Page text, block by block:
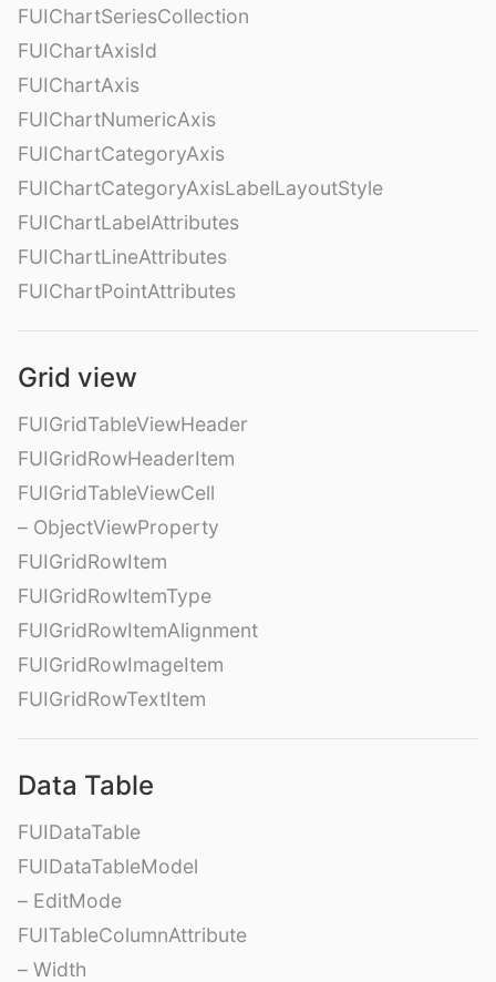
FUIChartSeriesCollection
FUIChartAxisId
FUIChartAxis
FUIChartNumericAxis
FUIChartCategoryAxis
FUIChartCategoryAxisLabelLayoutStyle
FUIChartLabelAttributes
FUIChartLineAttributes
FUIChartPointAttributes
Grid view
FUIGridTableViewHeader
FUIGridRowHeaderItem
FUIGridTableViewCell
– ObjectViewProperty
FUIGridRowItem
FUIGridRowItemType
FUIGridRowItemAlignment
FUIGridRowImageItem
FUIGridRowTextItem
Data Table
FUIDataTable
FUIDataTableModel
– EditMode
FUITableColumnAttribute
– Width